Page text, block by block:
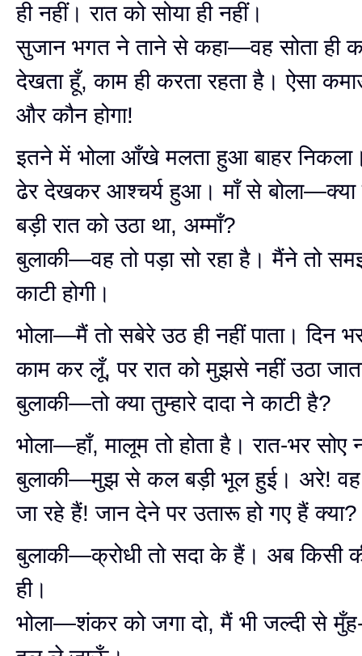
ही नहीं। रात को सोया ही नहीं।
सुजान भगत ने ताने से कहा—वह सोता ही
देखता हूँ, काम ही करता रहता है। ऐसा
और कौन होगा!
इतने में भोला आँखे मलता हुआ बाहर
ढेर देखकर आश्चर्य हुआ। माँ से
बड़ी रात को उठा था, अम्माँ?
बुलाकी—वह तो पड़ा सो रहा है। मैंने तो
काटी होगी।
भोला—मैं तो सबेरे उठ ही नहीं पाता। दिन
काम कर लूँ, पर रात को मुझसे नहीं उठा
बुलाकी—तो क्या तुम्हारे दादा ने काटी है?
भोला—हाँ, मालूम तो होता है। रात-भर सोए
बुलाकी—मुझ से कल बड़ी भूल हुई। अरे!
जा रहे हैं! जान देने पर उतारू हो गए हैं क्या?
बुलाकी—क्रोधी तो सदा के हैं। अब किसी
ही।
भोला—शंकर को जगा दो, मैं भी जल्दी से